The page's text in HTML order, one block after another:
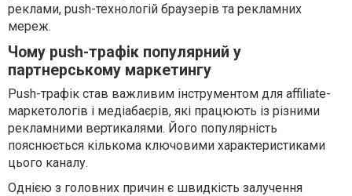
реклами, push-технологій браузерів та рекламних
мереж.
Чому push-трафік популярний у
партнерському маркетингу
Push-трафік став важливим інструментом для affiliate-
маркетологів і медіабаєрів, які працюють із різними
рекламними вертикалями. Його популярність
пояснюється кількома ключовими характеристиками
цього каналу.
Однією з головних причин є швидкість залучення